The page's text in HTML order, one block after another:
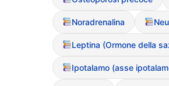
Noradrenalina